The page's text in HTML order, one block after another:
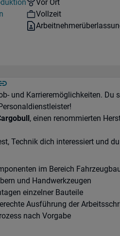
Vor Ort
Workhours:
Vollzeit
Vertragsart:
und Karrieremöglichkeiten.
, einen renommierten
Technik dich interessiert und
im Bereich
und Handwerkzeugen
einzelner Bauteile
Ausführung der
nach Vorgabe